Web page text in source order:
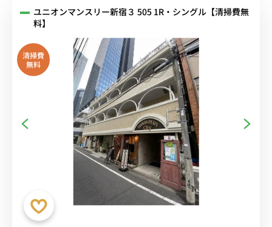
ユニオンマンスリー新宿３ 505 1R・シングル【清掃費無
料】
清掃費
無料